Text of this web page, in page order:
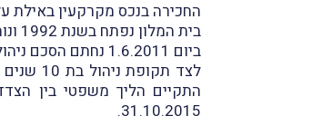
החכירה בנכס מקרקעין באילת
בית המלון נפתח בשנת 1992 ונוהל על-ידי לקסן במשך כ-19 שנים, עד שנת 2011.
ביום 1.6.2011 נחתם הסכם ניהול בין לקסן לבין ישרוטל בע"מ ("
התקיים הליך משפטי בין
31.10.2015.